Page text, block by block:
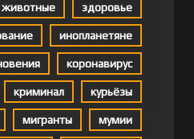
животные здоровье
инопланетяне
коронавирус
криминал курьёзы
мигранты мумии